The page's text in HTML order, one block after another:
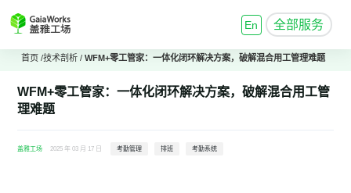
En 全部服务
首页 /技术剖析 /WFM+零工管家：一体化闭环解决方案，破解混合用工管理难题
WFM+零工管家：一体化闭环解决方案，破解混合用工管
理难题
盖雅工场 2025 年 03 月 17 日 考勤管理 排班 考勤系统